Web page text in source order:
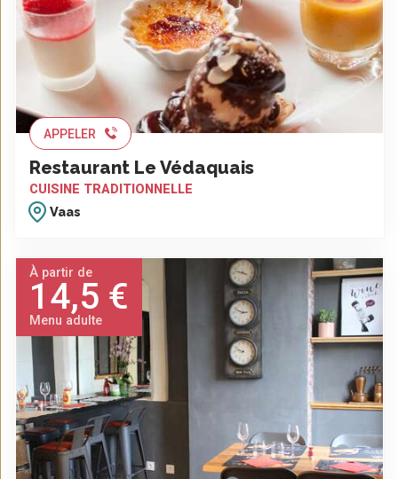
APPELER
Restaurant Le Védaquais
CUISINE TRADITIONNELLE
Vaas
À partir de
14,5 €
Menu adulte